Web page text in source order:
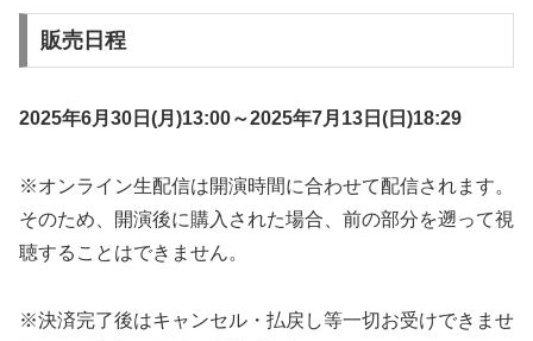
販売日程
2025年6月30日(月)13:00～2025年7月13日(日)18:29
※オンライン生配信は開演時間に合わせて配信されます。
そのため、開演後に購入された場合、前の部分を遡って視
聴することはできません。
※決済完了後はキャンセル・払戻し等一切お受けできませ